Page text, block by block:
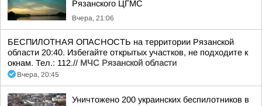
Рязанского ЦГМС
Вчера, 21:06
БЕСПИЛОТНАЯ ОПАСНОСТЬ на территории Рязанской
области 20:40. Избегайте открытых участков, не подходите к
окнам. Тел.: 112.// МЧС Рязанской области
Вчера, 20:45
Уничтожено 200 украинских беспилотников в